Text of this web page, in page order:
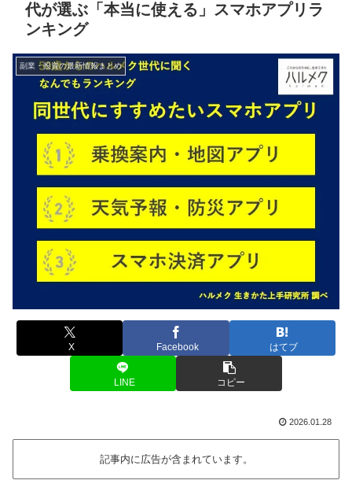
代が選ぶ「本当に使える」スマホアプリラ
ンキング
副業・投資の最新情報まとめ
X Facebook はてブ
LINE コピー
2026.01.28
記事内に広告が含まれています。